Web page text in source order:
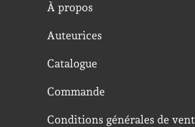
À propos
Auteurices
Catalogue
Commande
Conditions générales de